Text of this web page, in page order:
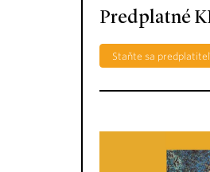
Predplatné
Staňte sa